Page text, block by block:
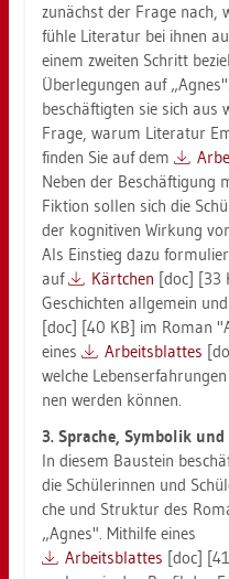
zu­nächst der Frage nach,
füh­le Li­te­ra­tur bei ihnen
einem zwei­ten Schritt
Über­le­gun­gen auf
be­schäf­tig­ten sie sich aus
Frage, warum Li­te­ra­tur
fin­den Sie auf dem
Neben der Be­schäf­ti­gung
Fik­ti­on sol­len sich die
der ko­gni­ti­ven Wir­kung
Als Ein­stieg dazu
auf
Kärt­chen [doc] [33
Ge­schich­ten all­ge­mein
[doc] [40 KB] im Roman
eines
Ar­beits­blat­tes
wel­che
nen wer­den kön­nen.
3. Spra­che, Sym­bo­lik
In die­sem Bau­stein
die Schü­le­rin­nen und
che und Struk­tur des
„Agnes". Mit­hil­fe eines
Ar­beits­blat­tes [doc]